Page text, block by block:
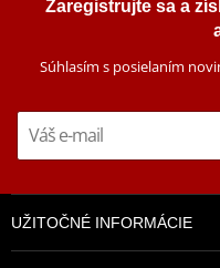
Zaregistrujte sa a
Súhlasím s posielaním
UŽITOČNÉ INFORMÁCIE